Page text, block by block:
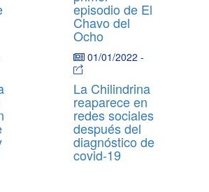
episodio de El
Chavo del
Ocho
01/01/2022 -
La Chilindrina
reaparece en
redes sociales
después del
diagnóstico de
covid-19